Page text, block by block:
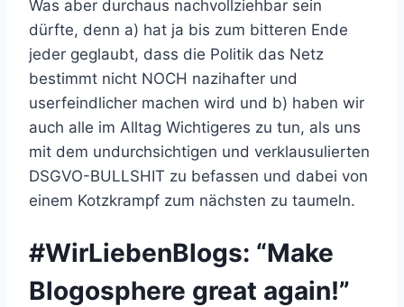
Was aber durchaus nachvollziehbar sein
dürfte, denn a) hat ja bis zum bitteren Ende
jeder geglaubt, dass die Politik das Netz
bestimmt nicht NOCH nazihafter und
userfeindlicher machen wird und b) haben wir
auch alle im Alltag Wichtigeres zu tun, als uns
mit dem undurchsichtigen und verklausulierten
DSGVO-BULLSHIT zu befassen und dabei von
einem Kotzkrampf zum nächsten zu taumeln.
#WirLiebenBlogs: “Make
Blogosphere great again!”